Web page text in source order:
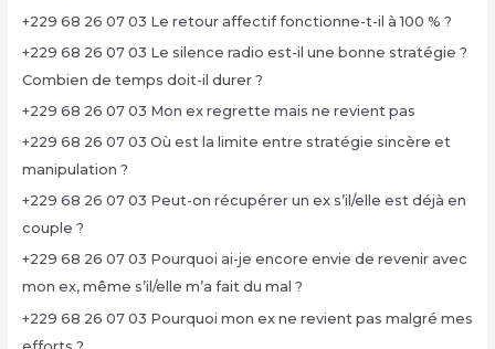
+229 68 26 07 03 Le retour affectif fonctionne-t-il à 100 % ?
+229 68 26 07 03 Le silence radio est-il une bonne stratégie ?
Combien de temps doit-il durer ?
+229 68 26 07 03 Mon ex regrette mais ne revient pas
+229 68 26 07 03 Où est la limite entre stratégie sincère et
manipulation ?
+229 68 26 07 03 Peut-on récupérer un ex s’il/elle est déjà en
couple ?
+229 68 26 07 03 Pourquoi ai-je encore envie de revenir avec
mon ex, même s’il/elle m’a fait du mal ?
+229 68 26 07 03 Pourquoi mon ex ne revient pas malgré mes